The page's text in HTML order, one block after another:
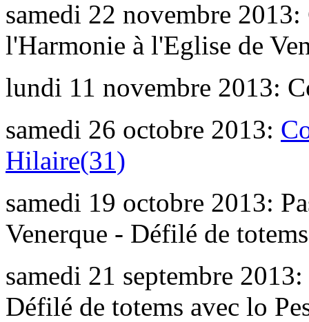
samedi 22 novembre
l'Harmonie à l'Eglise de
lundi 11 novembre 2013:
samedi 26 octobre 2013:
Hilaire(31)
samedi 19 octobre 2013:
Venerque - Défilé de
samedi 21 septembre
Défilé de totems avec lo